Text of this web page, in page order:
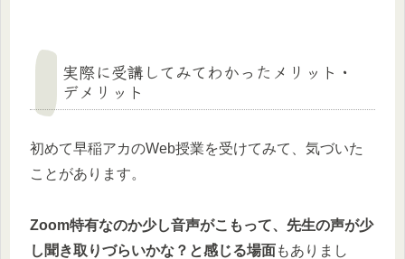
実際に受講してみてわかったメリット・
デメリット
初めて早稲アカのWeb授業を受けてみて、気づいた
ことがあります。
Zoom特有なのか少し音声がこもって、先生の声が少
し聞き取りづらいかな？と感じる場面もありまし